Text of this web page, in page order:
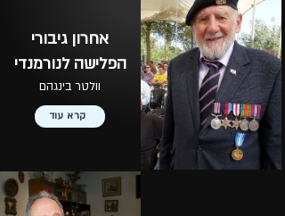
אחרון גיבורי
הפלישה לנורמנדי
וולטר בינגהם
קרא עוד